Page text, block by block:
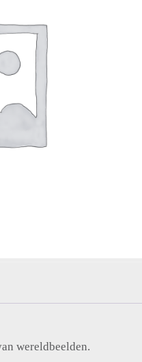
wereldbeelden.